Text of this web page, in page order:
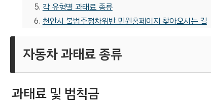
각 유형별 과태료 종류
천안시 불법주정차위반 민원홈페이지 찾아오시는 길
자동차 과태료 종류
과태료 및 범칙금